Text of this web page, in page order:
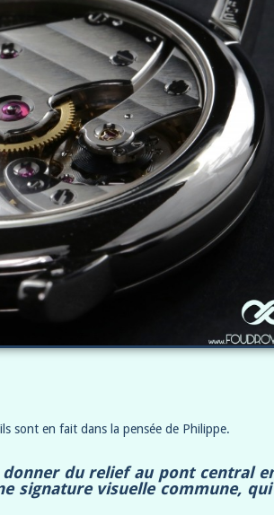
sont en fait dans la pensée de Philippe.
donner du relief au pont central
signature visuelle commune, qui